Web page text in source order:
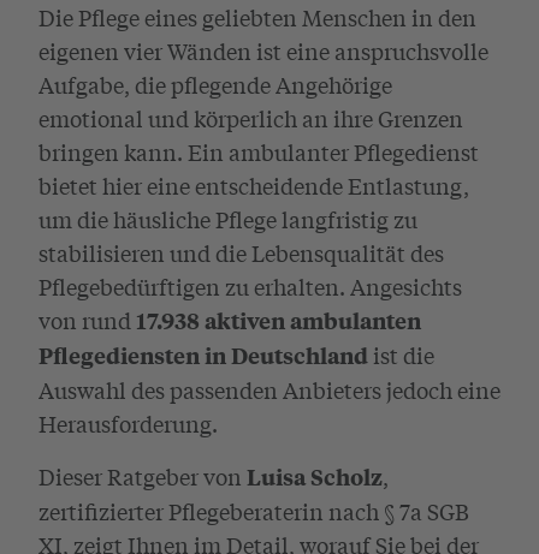
Die Pflege eines geliebten Menschen in den
eigenen vier Wänden ist eine anspruchsvolle
Aufgabe, die pflegende Angehörige
emotional und körperlich an ihre Grenzen
bringen kann. Ein ambulanter Pflegedienst
bietet hier eine entscheidende Entlastung,
um die häusliche Pflege langfristig zu
stabilisieren und die Lebensqualität des
Pflegebedürftigen zu erhalten. Angesichts
von rund 17.938 aktiven ambulanten
Pflegediensten in Deutschland ist die
Auswahl des passenden Anbieters jedoch eine
Herausforderung.
Dieser Ratgeber von Luisa Scholz,
zertifizierter Pflegeberaterin nach § 7a SGB
XI, zeigt Ihnen im Detail, worauf Sie bei der